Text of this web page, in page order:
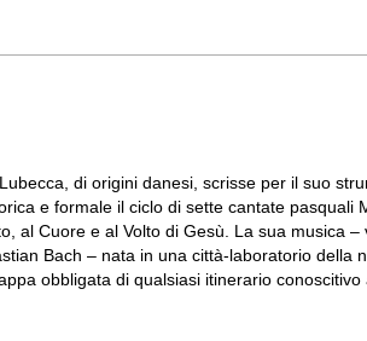
di origini danesi, scrisse per il suo
e formale il ciclo di sette cantate pasquali
al Cuore e al Volto di Gesù. La sua musica
Bach – nata in una città-laboratorio della
obbligata di qualsiasi itinerario